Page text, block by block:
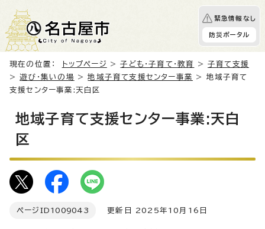
緊急情報なし
防災ポータル
現在の位置： トップページ >子ども・子育て・教育 >子育て支援
>遊び・集いの場 >地域子育て支援センター事業
> 地域子育て
支援センター事業:天白区
地域子育て支援センター事業:天白
区
ページID 1009043 更新日 2025年10月16日